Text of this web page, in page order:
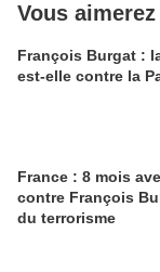
Vous
François Burgat :
est-elle contre la
France : 8 mois
contre François
du terrorisme